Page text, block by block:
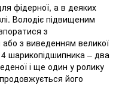
фідерної, а в деяких
Володіє підвищеним
з
з виведенням великої
4 шарикопідшипника – два
і ще один у ролику
його